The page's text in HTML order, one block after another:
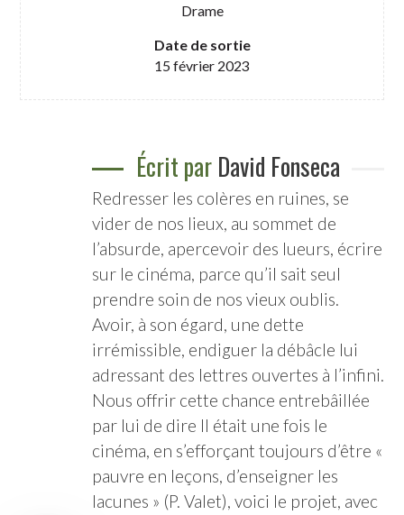
Drame
Date de sortie
15 février 2023
Écrit par David Fonseca
Redresser les colères en ruines, se
vider de nos lieux, au sommet de
l’absurde, apercevoir des lueurs, écrire
sur le cinéma, parce qu’il sait seul
prendre soin de nos vieux oublis.
Avoir, à son égard, une dette
irrémissible, endiguer la débâcle lui
adressant des lettres ouvertes à l’infini.
Nous offrir cette chance entrebâillée
par lui de dire Il était une fois le
cinéma, en s’efforçant toujours d’être «
pauvre en leçons, d’enseigner les
lacunes » (P. Valet), voici le projet, avec